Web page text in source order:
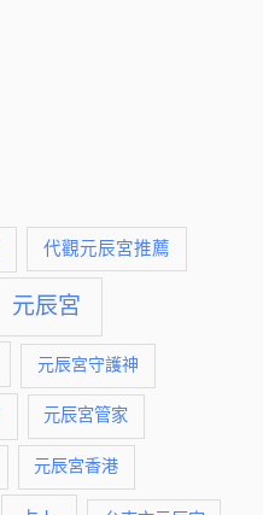
代觀元辰宮推薦
元辰宮
元辰宮守護神
元辰宮管家
元辰宮香港